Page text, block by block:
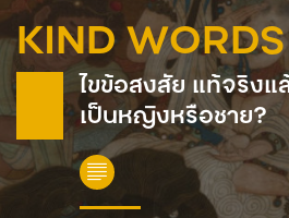
KIND WORDS
ไขข้อสงสัย แท้จริงแ
เป็นหญิงหรือชาย?